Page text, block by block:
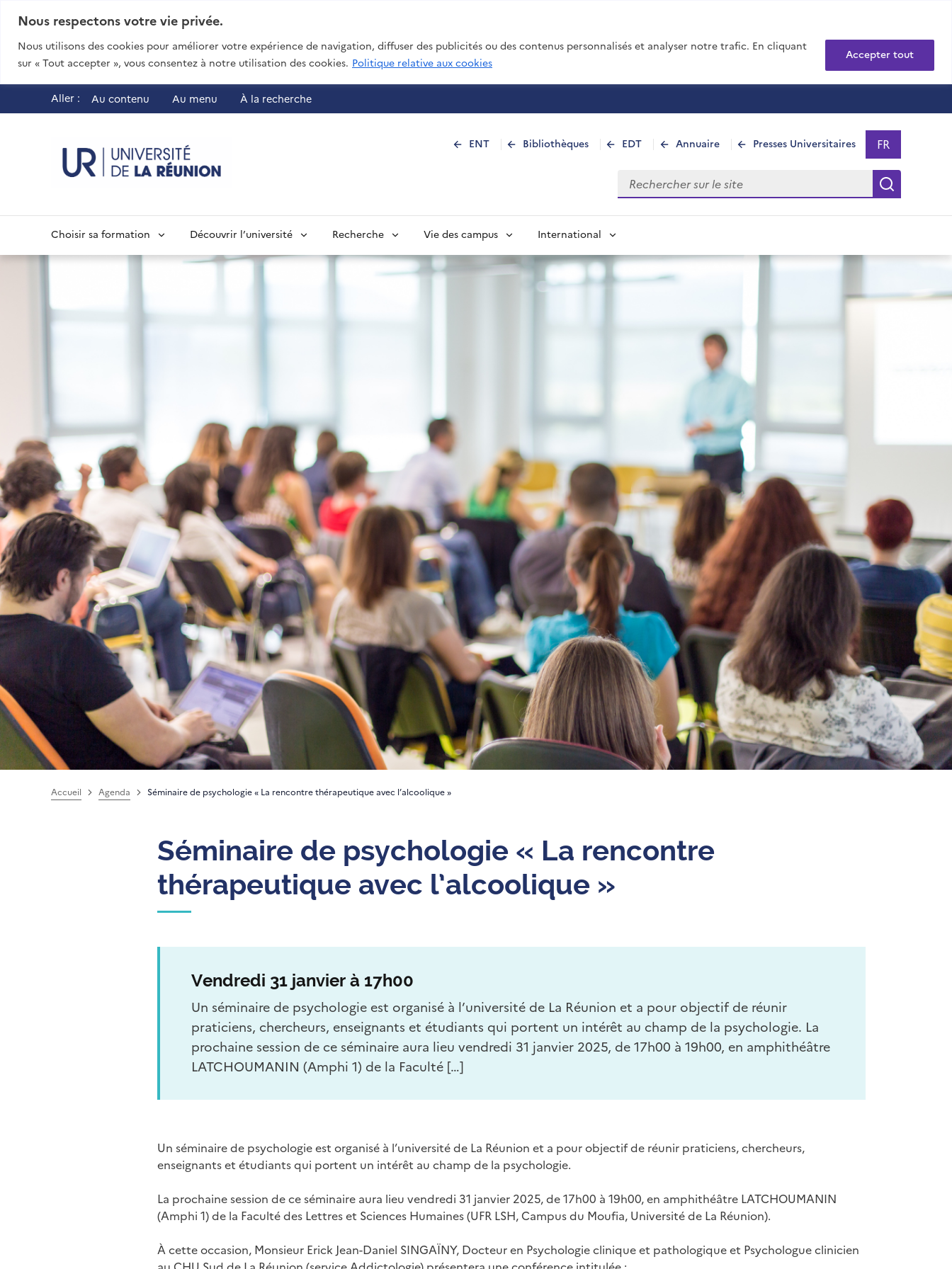
Nous respectons votre vie privée.
Nous utilisons des cookies pour améliorer votre expérience de navigation, diffuser des publicités ou des contenus personnalisés et analyser notre trafic. En cliquant
sur « Tout accepter », vous consentez à notre utilisation des cookies. Politique relative aux cookies
Accepter tout
Aller : Au contenu Au menu À la recherche
ENT Bibliothèques EDT Annuaire Presses Universitaires Sélectionner
FR
- Français
Rechercher sur le site
Choisir sa formation Découvrir l’université Recherche Vie des campus International
Accueil Agenda Séminaire de psychologie « La rencontre thérapeutique avec l’alcoolique »
Séminaire de psychologie « La rencontre
thérapeutique avec l’alcoolique »
Vendredi 31 janvier à 17h00
Un séminaire de psychologie est organisé à l’université de La Réunion et a pour objectif de réunir
praticiens, chercheurs, enseignants et étudiants qui portent un intérêt au champ de la psychologie. La
prochaine session de ce séminaire aura lieu vendredi 31 janvier 2025, de 17h00 à 19h00, en amphithéâtre
LATCHOUMANIN (Amphi 1) de la Faculté […]
Un séminaire de psychologie est organisé à l’université de La Réunion et a pour objectif de réunir praticiens, chercheurs,
enseignants et étudiants qui portent un intérêt au champ de la psychologie.
La prochaine session de ce séminaire aura lieu vendredi 31 janvier 2025, de 17h00 à 19h00, en amphithéâtre LATCHOUMANIN
(Amphi 1) de la Faculté des Lettres et Sciences Humaines (UFR LSH, Campus du Moufia, Université de La Réunion).
À cette occasion, Monsieur Erick Jean-Daniel SINGAÏNY, Docteur en Psychologie clinique et pathologique et Psychologue clinicien